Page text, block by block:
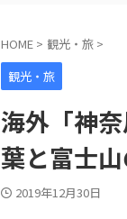
HOME > 観光・旅 >
観光・旅
海外「神
葉と富士
2019年12月30日